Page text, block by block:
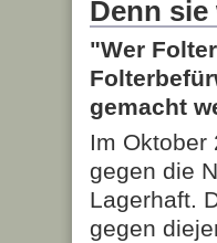
Denn
"Wer
gemacht
Im Oktober
gegen die
Lagerhaft.
gegen